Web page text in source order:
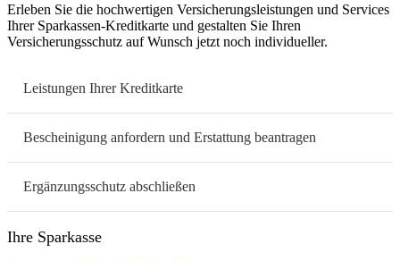
Erleben Sie die hochwertigen Versicherungsleistungen und Services
Ihrer Sparkassen-Kreditkarte und gestalten Sie Ihren
Versicherungsschutz auf Wunsch jetzt noch individueller.
Leistungen Ihrer Kreditkarte
Bescheinigung anfordern und Erstattung beantragen
Ergänzungsschutz abschließen
Ihre Sparkasse